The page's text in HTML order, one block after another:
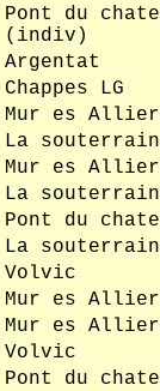
Pont du
(indiv)
Argentat
Chappes LG
Mur es Allier
La
Mur es Allier
La
Pont du
La
Volvic
Mur es Allier
Mur es Allier
Volvic
Pont du